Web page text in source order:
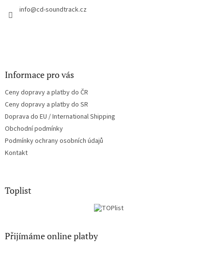
info@cd-soundtrack.cz
Informace pro vás
Ceny dopravy a platby do ČR
Ceny dopravy a platby do SR
Doprava do EU / International Shipping
Obchodní podmínky
Podmínky ochrany osobních údajů
Kontakt
Toplist
Přijímáme online platby